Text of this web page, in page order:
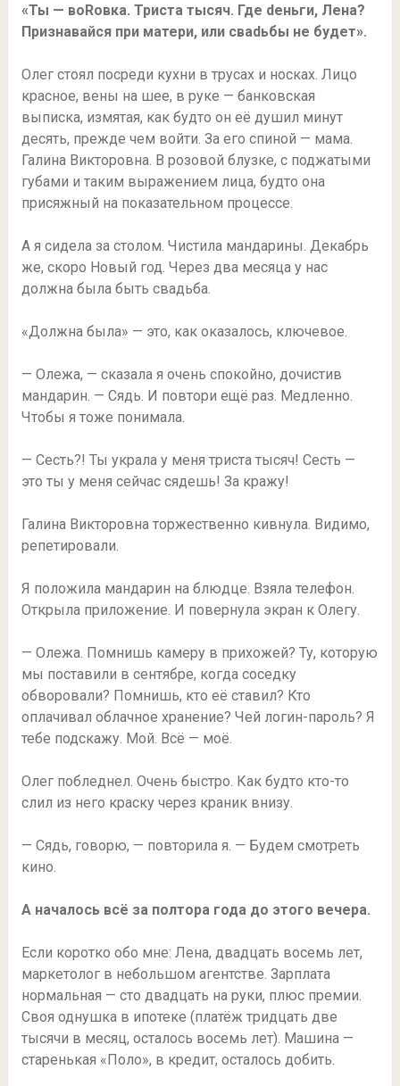
«Ты — воRовка. Триста тысяч. Где dеньги, Лена?
Признавайся при матери, или сваdьбы не будет».
Олег стоял посреди кухни в трусах и носках. Лицо
красное, вены на шее, в руке — банковская
выписка, измятая, как будто он её душил минут
десять, прежде чем войти. За его спиной — мама.
Галина Викторовна. В розовой блузке, с поджатыми
губами и таким выражением лица, будто она
присяжный на показательном процессе.
А я сидела за столом. Чистила мандарины. Декабрь
же, скоро Новый год. Через два месяца у нас
должна была быть свадьба.
«Должна была» — это, как оказалось, ключевое.
— Олежа, — сказала я очень спокойно, дочистив
мандарин. — Сядь. И повтори ещё раз. Медленно.
Чтобы я тоже понимала.
— Сесть?! Ты украла у меня триста тысяч! Сесть —
это ты у меня сейчас сядешь! За кражу!
Галина Викторовна торжественно кивнула. Видимо,
репетировали.
Я положила мандарин на блюдце. Взяла телефон.
Открыла приложение. И повернула экран к Олегу.
— Олежа. Помнишь камеру в прихожей? Ту, которую
мы поставили в сентябре, когда соседку
обворовали? Помнишь, кто её ставил? Кто
оплачивал облачное хранение? Чей логин-пароль? Я
тебе подскажу. Мой. Всё — моё.
Олег побледнел. Очень быстро. Как будто кто-то
слил из него краску через краник внизу.
— Сядь, говорю, — повторила я. — Будем смотреть
кино.
А началось всё за полтора года до этого вечера.
Если коротко обо мне: Лена, двадцать восемь лет,
маркетолог в небольшом агентстве. Зарплата
нормальная — сто двадцать на руки, плюс премии.
Своя однушка в ипотеке (платёж тридцать две
тысячи в месяц, осталось восемь лет). Машина —
старенькая «Поло», в кредит, осталось добить.